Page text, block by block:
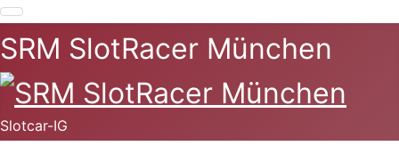
SRM SlotRacer München
Slotcar-IG